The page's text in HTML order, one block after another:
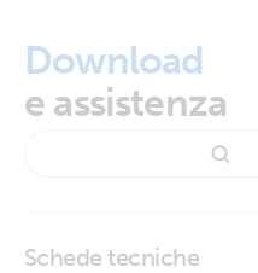
Download
e assistenza
Schede tecniche